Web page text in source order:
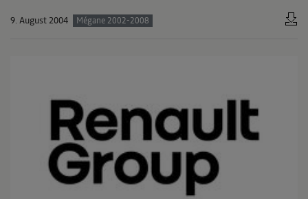
9. August 2004 Mégane 2002-2008